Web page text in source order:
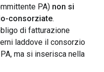
PA) non si
consorziate.
di fatturazione
laddove il consorzio
ma si inserisca nella